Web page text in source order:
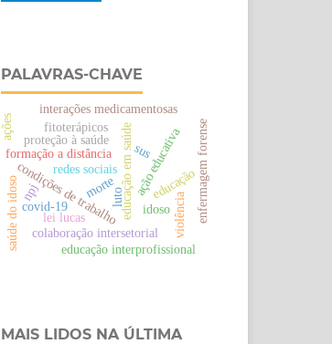
PALAVRAS-CHAVE
condições de trabalho
colaboração intersetorial
educação interprofissional
educação em saúde
covid-19
formação a distância
idoso
proteção à saúde ação educativa
interações medicamentosas
redes sociais
fitoterápicos
educação
morteluto
npj
saúde do idoso lei lucas enfermagem forense
violência
ações
sus
MAIS LIDOS NA ÚLTIMA